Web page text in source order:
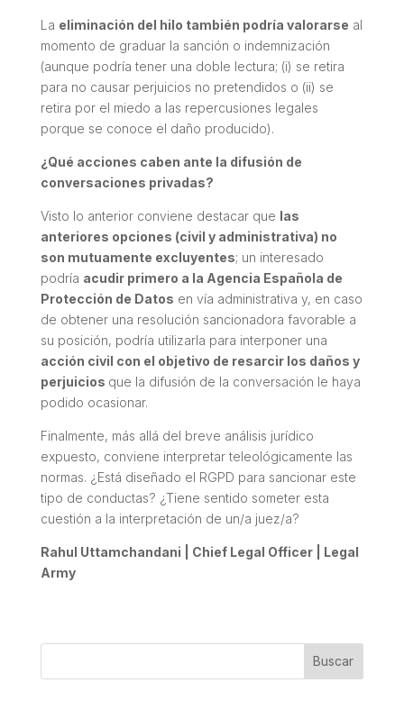
La eliminación del hilo también podría valorarse al
momento de graduar la sanción o indemnización
(aunque podría tener una doble lectura; (i) se retira
para no causar perjuicios no pretendidos o (ii) se
retira por el miedo a las repercusiones legales
porque se conoce el daño producido).
¿Qué acciones caben ante la difusión de
conversaciones privadas?
Visto lo anterior conviene destacar que las
anteriores opciones (civil y administrativa) no
son mutuamente excluyentes; un interesado
podría acudir primero a la Agencia Española de
Protección de Datos en vía administrativa y, en caso
de obtener una resolución sancionadora favorable a
su posición, podría utilizarla para interponer una
acción civil con el objetivo de resarcir los daños y
perjuicios que la difusión de la conversación le haya
podido ocasionar.
Finalmente, más allá del breve análisis jurídico
expuesto, conviene interpretar teleológicamente las
normas. ¿Está diseñado el RGPD para sancionar este
tipo de conductas? ¿Tiene sentido someter esta
cuestión a la interpretación de un/a juez/a?
Rahul Uttamchandani | Chief Legal Officer | Legal
Army
Buscar